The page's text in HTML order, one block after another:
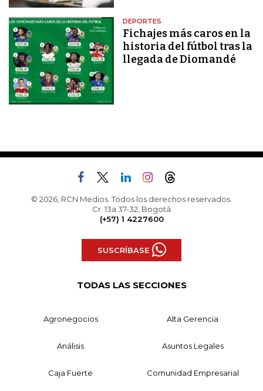
DEPORTES
Fichajes más caros en la
historia del fútbol tras la
llegada de Diomandé
© 2026, RCN Medios. Todos los derechos reservados.
Cr. 13a 37-32, Bogotá
(+57) 1 4227600
SUSCRÍBASE
TODAS LAS SECCIONES
Agronegocios Alta Gerencia
Análisis Asuntos Legales
Caja Fuerte Comunidad Empresarial